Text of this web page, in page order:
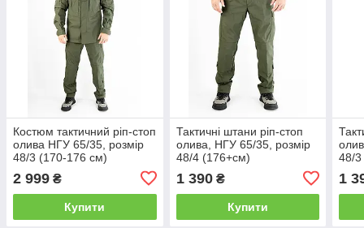
Костюм тактичний ріп-стоп
олива НГУ 65/35, розмір
48/3 (170-176 см)
2 999 ₴
Купити
Тактичні штани ріп-стоп
олива, НГУ 65/35, розмір
48/4 (176+см)
1 390₴
Купити
48/
1